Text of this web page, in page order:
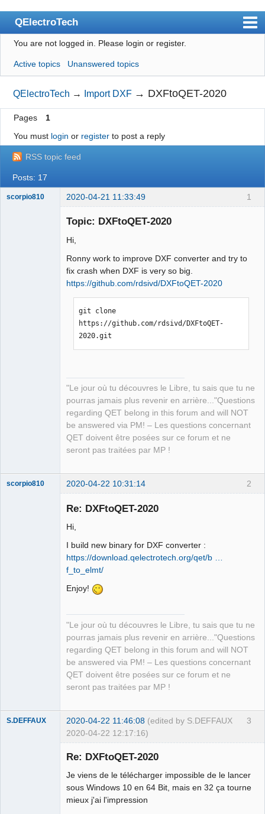
QElectroTech
Index
User list
Search
Register
Login
Site officiel
Wiki
BugTracker
Manual 0.8_cs
Google_Search
You are not logged in. Please login or register.
Active topics Unanswered topics
QElectroTech → Import DXF → DXFtoQET-2020
Pages
1
You must login or registerto post a reply
RSS topic feed
Posts: 17
1
scorpio810 2020-04-21 11:33:49
Topic: DXFtoQET-2020
Hi,
Ronny work to improve DXF converter and try to
fix crash when DXF is very so big.
https://github.com/rdsivd/DXFtoQET-2020
git clone
https://github.com/rdsivd/DXFtoQET-
2020.git
"Le jour où tu découvres le Libre, tu sais que tu ne
pourras jamais plus revenir en arrière..."Questions
regarding QET belong in this forum and will NOT
be answered via PM! – Les questions concernant
QET doivent être posées sur ce forum et ne
seront pas traitées par MP !
2
scorpio810 2020-04-22 10:31:14
Re: DXFtoQET-2020
Hi,
I build new binary for DXF converter :
https://download.qelectrotech.org/qet/b …
f_to_elmt/
Enjoy!
"Le jour où tu découvres le Libre, tu sais que tu ne
pourras jamais plus revenir en arrière..."Questions
regarding QET belong in this forum and will NOT
be answered via PM! – Les questions concernant
QET doivent être posées sur ce forum et ne
seront pas traitées par MP !
3
S.DEFFAUX 2020-04-22 11:46:08 (edited by S.DEFFAUX
2020-04-22 12:17:16)
Re: DXFtoQET-2020
Je viens de le télécharger impossible de le lancer
sous Windows 10 en 64 Bit, mais en 32 ça tourne
mieux j'ai l'impression